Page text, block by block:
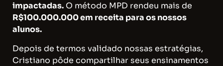
impactadas. O método MPD rendeu mais de
R$100.000.000 em receita para os nossos
alunos.
Depois de termos validado nossas estratégias,
Cristiano pôde compartilhar seus ensinamentos